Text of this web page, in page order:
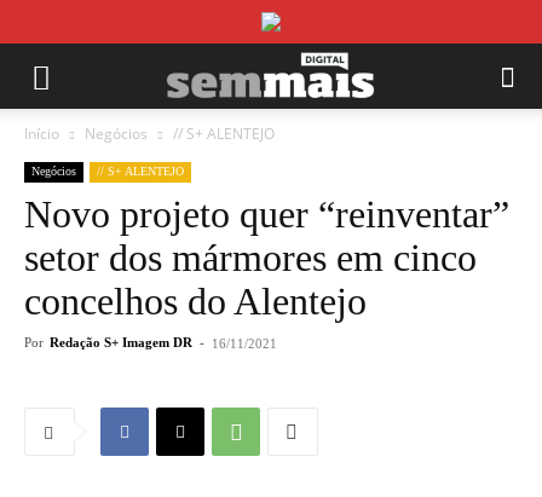
Início Negócios // S+ ALENTEJO
Negócios // S+ ALENTEJO
Novo projeto quer “reinventar”
setor dos mármores em cinco
concelhos do Alentejo
Por Redação S+ Imagem DR - 16/11/2021